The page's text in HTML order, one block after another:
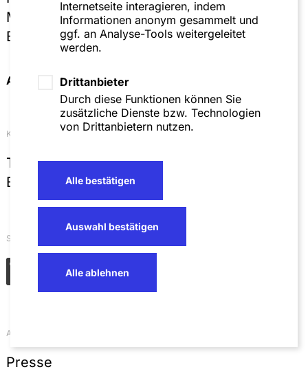
München
Brüssel
Anfahrt & Kontakt
Kontakt
T
+49 621 4257 0
E
info@sza.de
Soziale Netzwerke
Aktuelles
Presse
Internetseite interagieren, indem
Informationen anonym gesammelt und
ggf. an Analyse-Tools weitergeleitet
werden.
Drittanbieter
Durch diese Funktionen können Sie
zusätzliche Dienste bzw. Technologien
von Drittanbietern nutzen.
Alle bestätigen
Auswahl bestätigen
Alle ablehnen